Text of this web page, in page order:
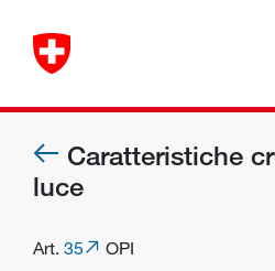
Caratteristiche
luce
Art. 35 OPI